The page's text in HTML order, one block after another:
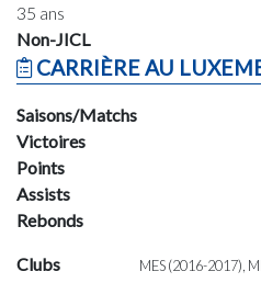
35 ans
Non-JICL
CARRIÈRE AU
Saisons/Matchs
Victoires
Points
Assists
Rebonds
Clubs MES (2016-2017),